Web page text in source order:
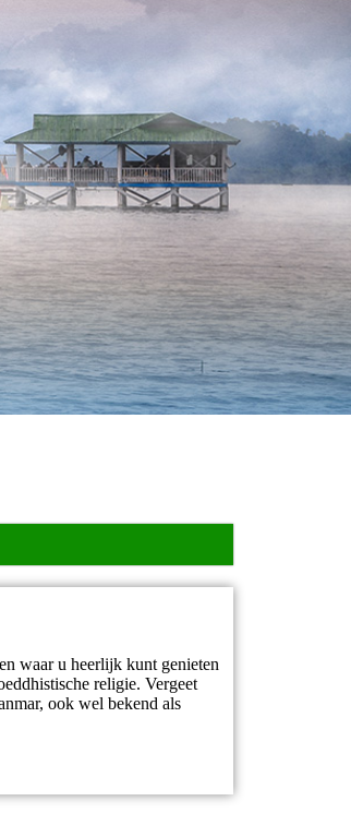
waar u heerlijk kunt genieten
religie. Vergeet
ook wel bekend als